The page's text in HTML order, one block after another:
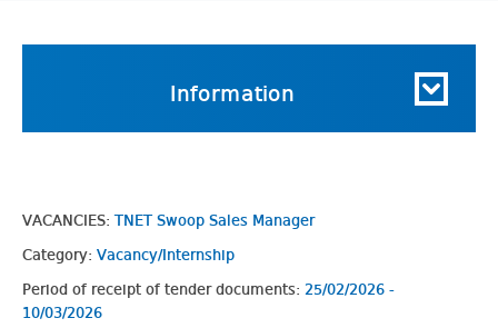
Information
VACANCIES:TNET Swoop Sales Manager
Category: Vacancy/Internship
Period of receipt of tender documents: 25/02/2026 -
10/03/2026